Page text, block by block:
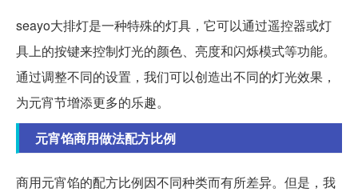
seayo大排灯是一种特殊的灯具，它可以通过遥控器或灯
具上的按键来控制灯光的颜色、亮度和闪烁模式等功能。
通过调整不同的设置，我们可以创造出不同的灯光效果，
为元宵节增添更多的乐趣。
元宵馅商用做法配方比例
商用元宵馅的配方比例因不同种类而有所差异。但是，我